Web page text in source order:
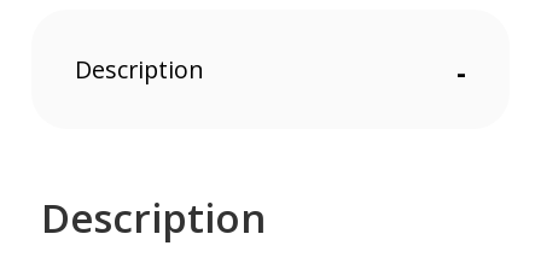
Description -
Description